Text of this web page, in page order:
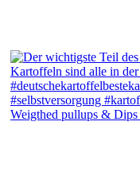
Weigthed pullups & Dips